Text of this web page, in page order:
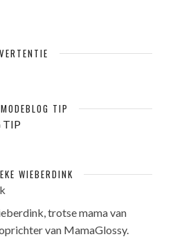
TIP
WIEBERDINK
trotse mama van
van MamaGlossy.